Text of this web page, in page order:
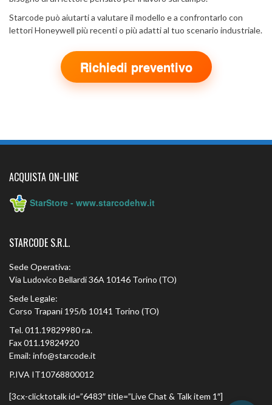
Starcode può aiutarti a valutare il modello e a confrontarlo con
lettori Honeywell più recenti o più adatti al tuo scenario industriale.
Richiedi preventivo
ACQUISTA ON-LINE
StarStore - www.starcodehw.it
STARCODE S.R.L.
Sede Operativa:
Via Ludovico Bellardi 36A 10146 Torino (TO)
Sede Legale:
Corso Trapani 195/b 10141 Torino (TO)
Tel. 011.19829980 r.a.
Fax 011.19824920
Email: info@starcode.it
P.IVA IT10768800012
[3cx-clicktotalk id=”6483″ title=”Live Chat & Talk item 1″]